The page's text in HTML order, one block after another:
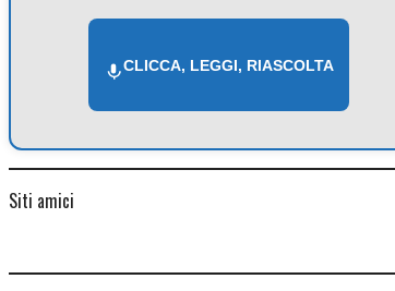
CLICCA, LEGGI, RIASCOLTA
Siti amici